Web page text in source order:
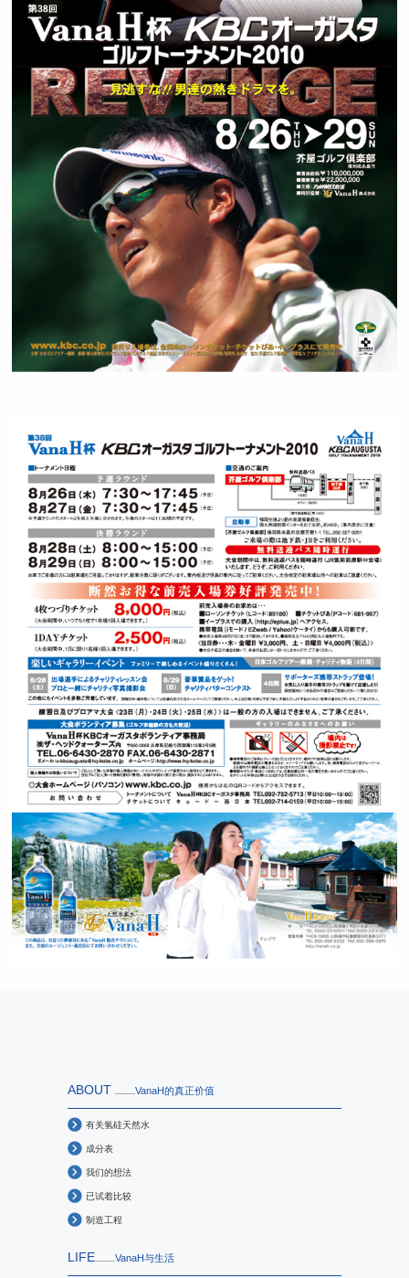
ABOUT VanaH的真正价值
有关氢硅天然水
成分表
我们的想法
已试着比较
制造工程
LIFE VanaH与生活